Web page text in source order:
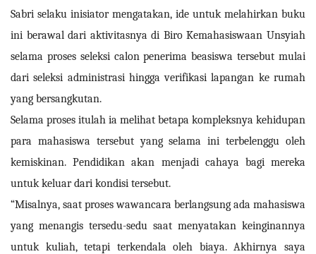
Sabri selaku inisiator mengatakan, ide untuk melahirkan buku
ini berawal dari aktivitasnya di Biro Kemahasiswaan Unsyiah
selama proses seleksi calon penerima beasiswa tersebut mulai
dari seleksi administrasi hingga verifikasi lapangan ke rumah
yang bersangkutan.
Selama proses itulah ia melihat betapa kompleksnya kehidupan
para mahasiswa tersebut yang selama ini terbelenggu oleh
kemiskinan. Pendidikan akan menjadi cahaya bagi mereka
untuk keluar dari kondisi tersebut.
“Misalnya, saat proses wawancara berlangsung ada mahasiswa
yang menangis tersedu-sedu saat menyatakan keinginannya
untuk kuliah, tetapi terkendala oleh biaya. Akhirnya saya